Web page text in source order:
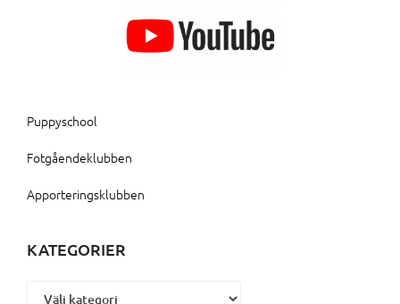
Puppyschool
Fotgåendeklubben
Apporteringsklubben
KATEGORIER
Kategorier